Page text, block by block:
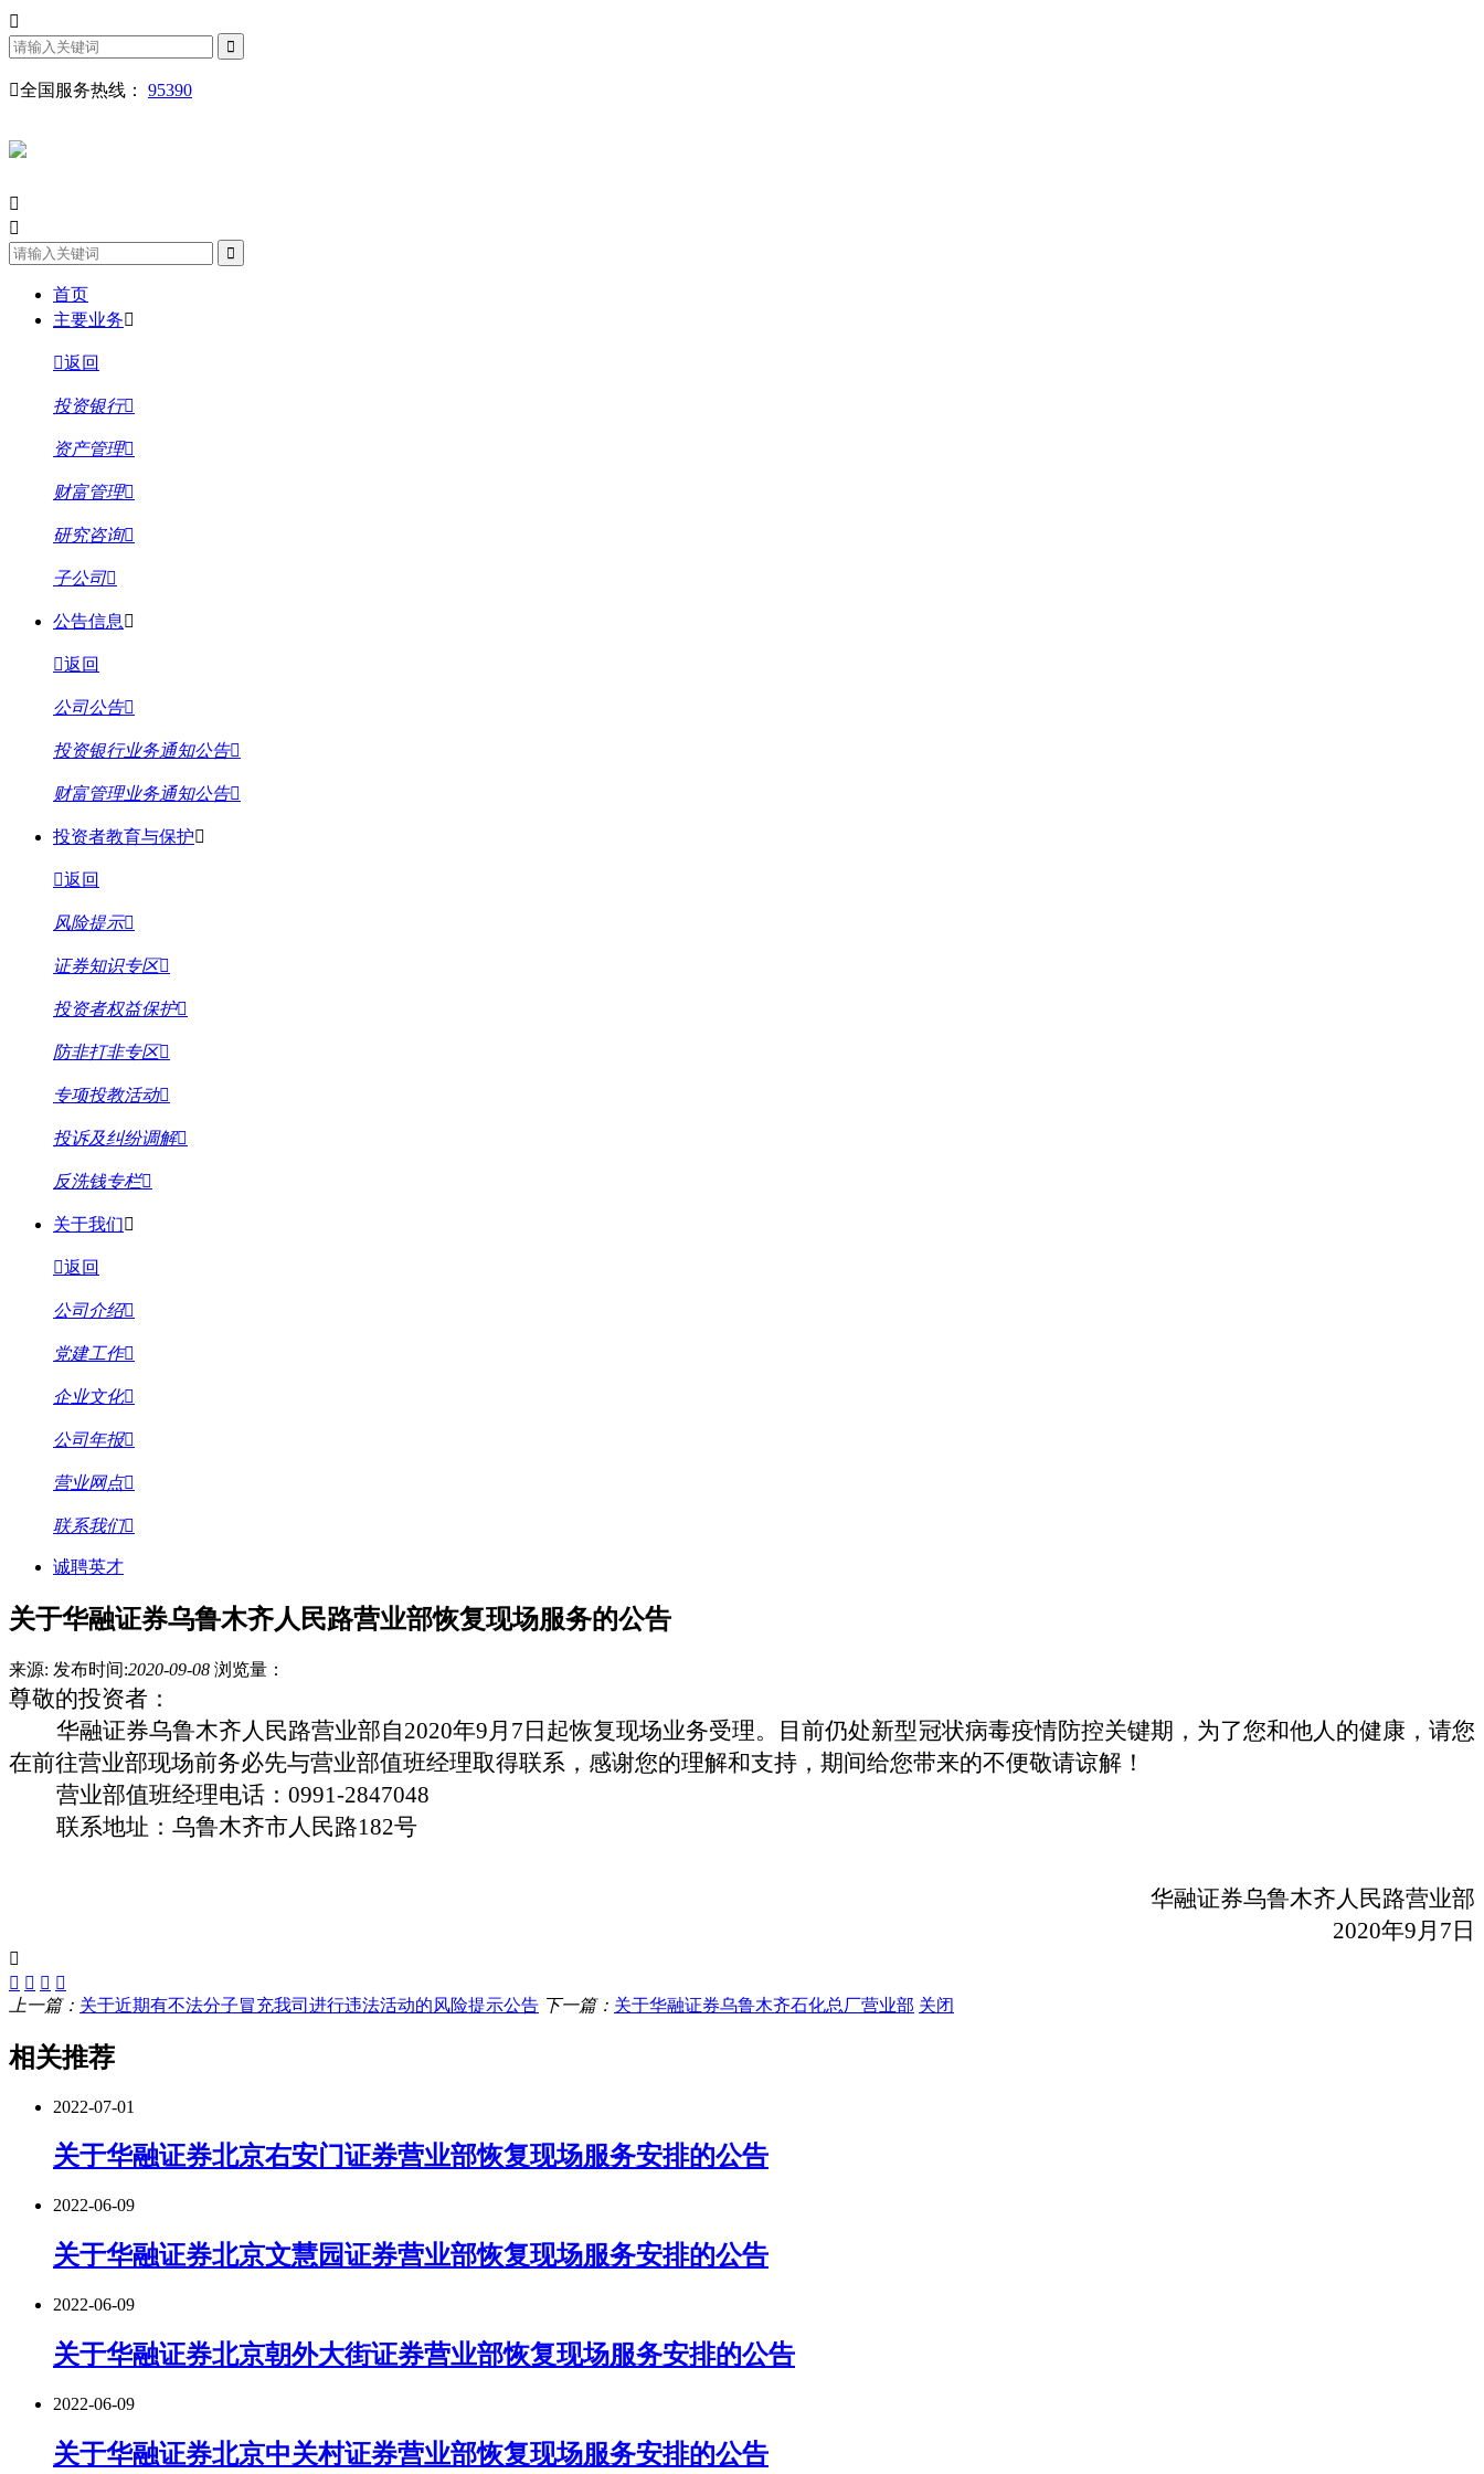
全国服务热线： 95390
首页
主要业务
返回
投资银行
资产管理
财富管理
研究咨询
子公司
公告信息
返回
公司公告
投资银行业务通知公告
财富管理业务通知公告
投资者教育与保护
返回
风险提示
证券知识专区
投资者权益保护
防非打非专区
专项投教活动
投诉及纠纷调解
反洗钱专栏
关于我们
返回
公司介绍
党建工作
企业文化
公司年报
营业网点
联系我们
诚聘英才
关于华融证券乌鲁木齐人民路营业部恢复现场服务的公告
来源: 发布时间:2020-09-08 浏览量：
尊敬的投资者：
华融证券乌鲁木齐人民路营业部自2020年9 月 7 日起恢复现场业务受理。目前仍处新型冠状病毒疫情防控关键期，为了您和他人的健康，请您
在前往营业部现场前务必先与营业部值班经理取得联系，感谢您的理解和支持，期间给您带来的不便敬请谅解！
营业部值班经理电话： 0991-2847048
联系地址：乌鲁木齐市人民路182号
华融证券乌鲁木齐人民路营业部
2020年9 月 7 日
上一篇： 关于近期有不法分子冒充我司进行违法活动的风险提示公告 下一篇： 关于华融证券乌鲁木齐石化总厂营业部 关闭
相关推荐
2022-07-01
关于华融证券北京右安门证券营业部恢复现场服务安排的公告
2022-06-09
关于华融证券北京文慧园证券营业部恢复现场服务安排的公告
2022-06-09
关于华融证券北京朝外大街证券营业部恢复现场服务安排的公告
2022-06-09
关于华融证券北京中关村证券营业部恢复现场服务安排的公告